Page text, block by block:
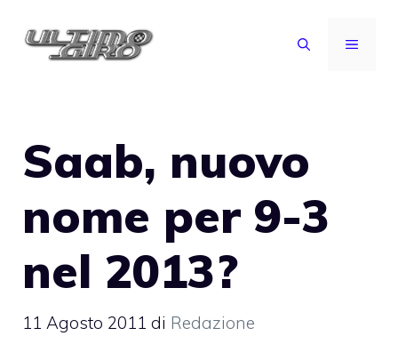
MENU
Saab, nuovo
nome per 9-3
nel 2013?
11 Agosto 2011 di Redazione